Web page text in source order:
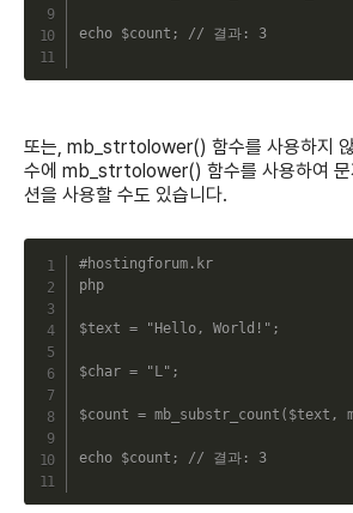
echo $count ; // 결과: 3
또는, mb_strtolower() 함수를 사용하지
수에 mb_strtolower() 함수를 사용하여 문
션을 사용할 수도 있습니다.
#hostingforum.kr
php
$text = "Hello, World!" ;
$char = "L" ;
$count = mb_substr_count ( $text ,
echo $count ; // 결과: 3